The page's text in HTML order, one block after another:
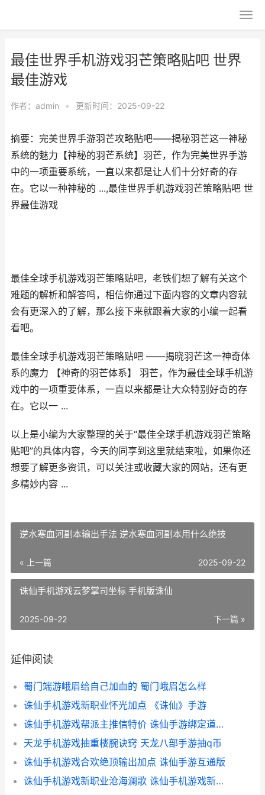
最佳世界手机游戏羽芒策略贴吧 世界
最佳游戏
作者： admin • 更新时间：2025-09-22
摘要：完美世界手游羽芒攻略贴吧——揭秘羽芒这一神秘
系统的魅力【神秘的羽芒系统】羽芒，作为完美世界手游
中的一项重要系统，一直以来都是让人们十分好奇的存
在。它以一种神秘的 ...,最佳世界手机游戏羽芒策略贴吧 世
界最佳游戏
最佳全球手机游戏羽芒策略贴吧，老铁们想了解有关这个
难题的解析和解答吗，相信你通过下面内容的文章内容就
会有更深入的了解，那么接下来就跟着大家的小编一起看
看吧。
最佳全球手机游戏羽芒策略贴吧 ——揭晓羽芒这一神奇体
系的魔力 【神奇的羽芒体系】 羽芒，作为最佳全球手机游
戏中的一项重要体系，一直以来都是让大众特别好奇的存
在。它以一 ...
以上是小编为大家整理的关于“最佳全球手机游戏羽芒策略
贴吧”的具体内容，今天的同享到这里就结束啦，如果你还
想要了解更多资讯，可以关注或收藏大家的网站，还有更
多精妙内容 ...
逆水寒血河副本输出手法 逆水寒血河副本用什么绝技
« 上一篇 2025-09-22
诛仙手机游戏云梦掌司坐标 手机版诛仙
下一篇 »
2025-09-22
延伸阅读
蜀门端游峨眉给自己加血的 蜀门峨眉怎么样
诛仙手机游戏新职业怀光加点 《诛仙》手游
诛仙手机游戏帮派主推信特价 诛仙手游绑定道具怎么解绑
天龙手机游戏抽重楼腕诀窍 天龙八部手游抽q币
诛仙手机游戏合欢绝顶输出加点 诛仙手游互通版
诛仙手机游戏新职业沧海澜歌 诛仙手机游戏新手攻略